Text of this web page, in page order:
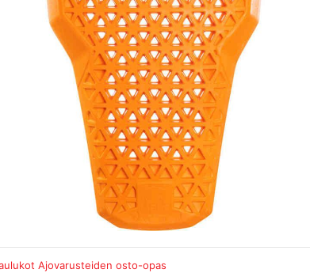
Ajovarusteiden osto-opas